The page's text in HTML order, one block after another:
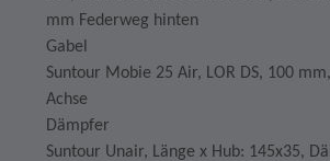
mm Federweg hinten
Gabel
Suntour Mobie 25 Air, LOR DS, 100
Achse
Dämpfer
Suntour Unair, Länge x Hub: 145x35,